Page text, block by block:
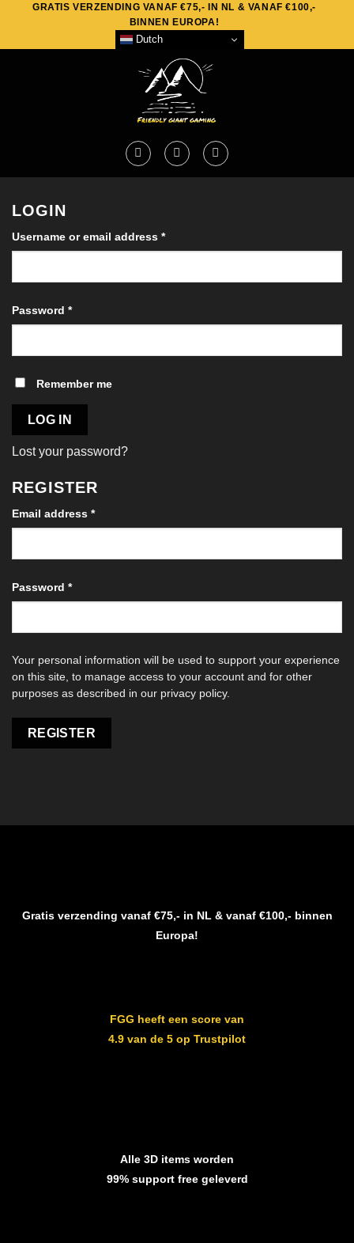
content
GRATIS VERZENDING VANAF €75,- IN NL & VANAF €100,-
BINNEN EUROPA!
Dutch
LOGIN
Username or email address *Required
Password *Required
Remember me
LOG IN
Lost your password?
REGISTER
Email address *Required
Password *Required
Your personal information will be used to support your experience
on this site, to manage access to your account and for other
purposes as described in our privacy policy.
REGISTER
Gratis verzending vanaf €75,- in NL & vanaf €100,- binnen
Europa!
FGG heeft een score van
4.9 van de 5 op Trustpilot
Alle 3D items worden
99% support free geleverd